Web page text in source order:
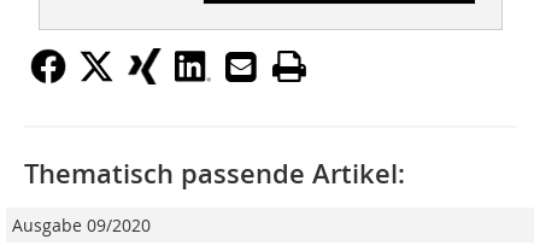
Thematisch passende Artikel:
Ausgabe 09/2020